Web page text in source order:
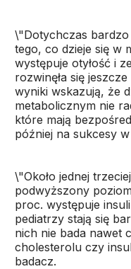
\"Dotychczas bardzo
tego, co dzieje się w
występuje otyłość i
rozwinęła się
wyniki wskazują, że
metabolicznym nie
które mają
później na sukcesy
\"Około jednej
podwyższony
proc. występuje
pediatrzy stają się
nich nie bada nawet
cholesterolu czy
badacz.